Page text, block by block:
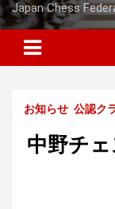
Japan Chess
お知らせ 公認ク
中野チ